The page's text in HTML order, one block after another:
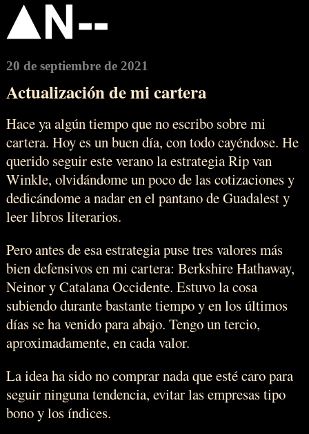
20 de septiembre de 2021
Actualización de mi cartera
Hace ya algún tiempo que no escribo sobre mi
cartera. Hoy es un buen día, con todo cayéndose. He
querido seguir este verano la estrategia Rip van
Winkle, olvidándome un poco de las cotizaciones y
dedicándome a nadar en el pantano de Guadalest y
leer libros literarios.
Pero antes de esa estrategia puse tres valores más
bien defensivos en mi cartera: Berkshire Hathaway,
Neinor y Catalana Occidente. Estuvo la cosa
subiendo durante bastante tiempo y en los últimos
días se ha venido para abajo. Tengo un tercio,
aproximadamente, en cada valor.
La idea ha sido no comprar nada que esté caro para
seguir ninguna tendencia, evitar las empresas tipo
bono y los índices.